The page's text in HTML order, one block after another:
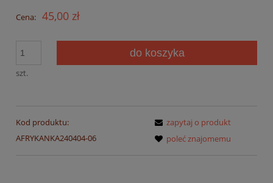
Cena: 45,00 zł
szt.
do koszyka
Kod produktu:
AFRYKANKA240404-06
zapytaj o produkt
poleć znajomemu